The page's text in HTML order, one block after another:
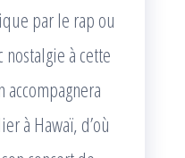
par le rap ou
nostalgie à cette
à Hawaï, d’où